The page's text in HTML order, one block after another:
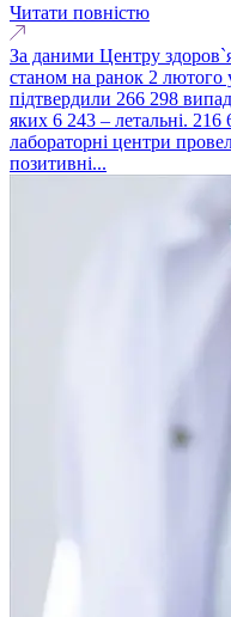
Читати повністю
За даними Центру
станом на ранок 2 лютого
підтвердили 266 298
яких 6 243 – летальні.
лабораторні центри
позитивні...